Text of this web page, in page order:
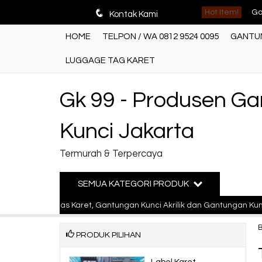
q Kontak Kami Hot Item!
HOME TELPON / WA 0812 9524 0095
LUGGAGE TAG KARET
Gk 99 - Produsen
Kunci Jakarta
Termurah & Terpercaya
SEMUA KATEGORI PRODUK
Gelas Karet, Gantungan Kunci Akrilik dan Gantungan Kunci
PRODUK PILIHAN